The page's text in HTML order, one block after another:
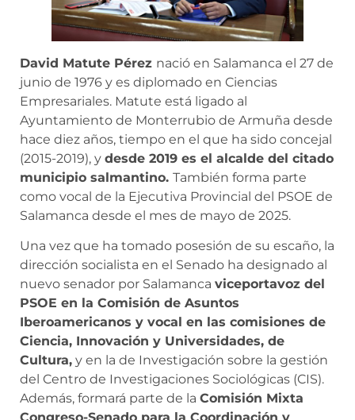
David Matute Pérez nació en Salamanca el 27 de
junio de 1976 y es diplomado en Ciencias
Empresariales. Matute está ligado al
Ayuntamiento de Monterrubio de Armuña desde
hace diez años, tiempo en el que ha sido concejal
(2015-2019), y desde 2019 es el alcalde del citado
municipio salmantino. También forma parte
como vocal de la Ejecutiva Provincial del PSOE de
Salamanca desde el mes de mayo de 2025.
Una vez que ha tomado posesión de su escaño, la
dirección socialista en el Senado ha designado al
nuevo senador por Salamanca viceportavoz del
PSOE en la Comisión de Asuntos
Iberoamericanos y vocal en las comisiones de
Ciencia, Innovación y Universidades, de
Cultura, y en la de Investigación sobre la gestión
del Centro de Investigaciones Sociológicas (CIS).
Además, formará parte de la Comisión Mixta